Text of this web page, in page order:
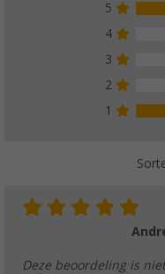
5
4
3
2
1
Deze beoordeling is